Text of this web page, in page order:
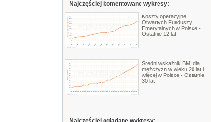
Najczęściej komentowane wykresy:
Koszty operacyjne
Otwartych Funduszy
Emerytalnych w Polsce -
Ostatnie 12 lat
Średni wskaźnik BMI dla
mężczyzn w wieku 20 lat i
więcej w Polsce - Ostatnie
30 lat
Najczęściej oglądane wykresy: